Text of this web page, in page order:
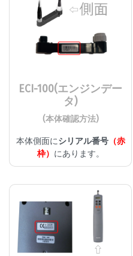
ECI-100(エンジンデー
タ)
(本体確認方法)
本体側面にシリアル番号（赤
枠） にあります。